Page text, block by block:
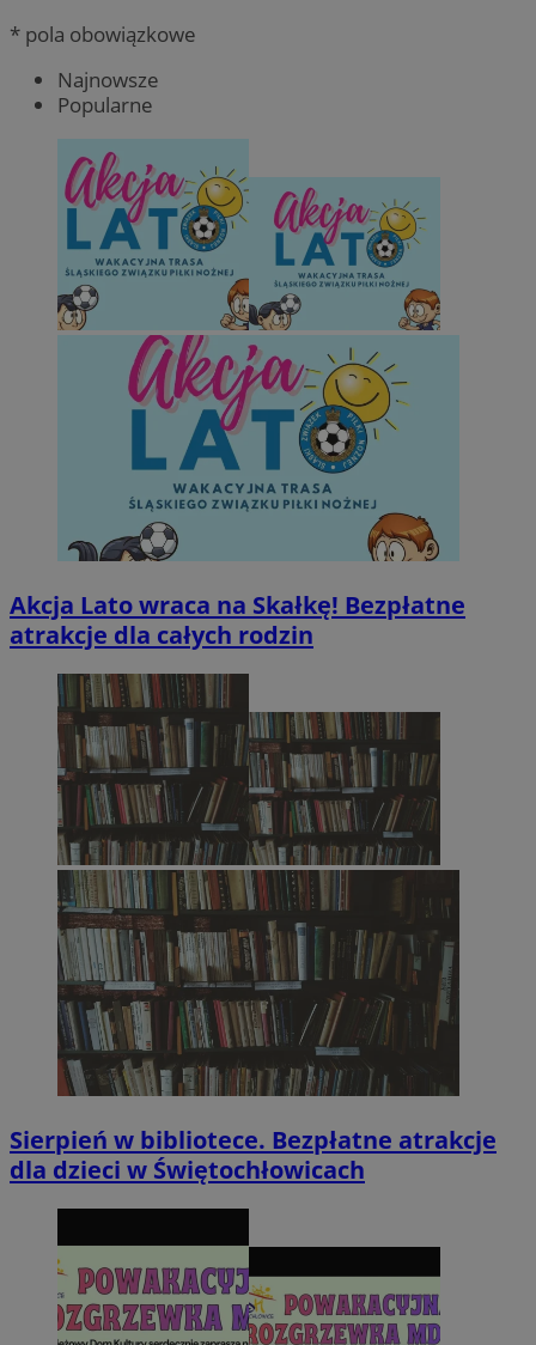
* pola obowiązkowe
Najnowsze
Popularne
Akcja Lato wraca na Skałkę! Bezpłatne
atrakcje dla całych rodzin
Sierpień w bibliotece. Bezpłatne atrakcje
dla dzieci w Świętochłowicach